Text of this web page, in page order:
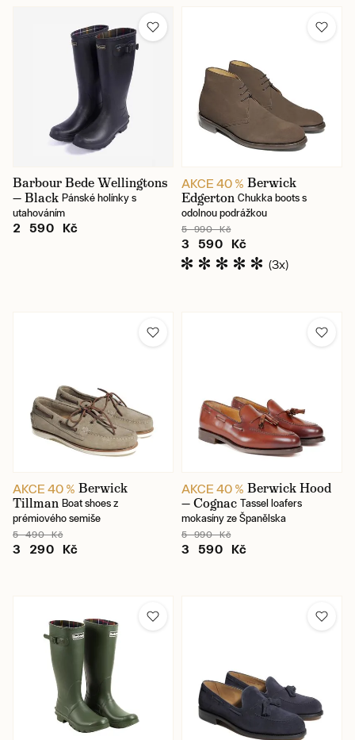
Barbour Bede Wellingtons
— Black Pánské holínky s
utahováním
2 590 Kč
AKCE 40 % Berwick
Edgerton Chukka boots s
odolnou podrážkou
5 990 Kč
3 590 Kč
(3x)
AKCE 40 % Berwick
Tillman Boat shoes z
prémiového semiše
5 490 Kč
3 290 Kč
AKCE 40 % Berwick Hood
— Cognac Tassel loafers
mokasíny ze Španělska
5 990 Kč
3 590 Kč